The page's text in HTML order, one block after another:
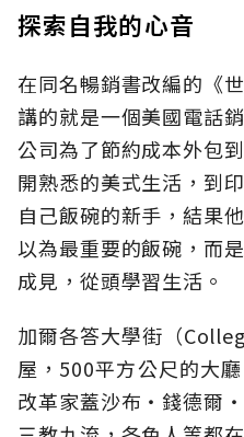
探索自我的心音
在同名暢銷書改編的《
講的就是一個美國電話
公司為了節約成本外包
開熟悉的美式生活，到
自己飯碗的新手，結果
以為最重要的飯碗，而
成見，從頭學習生活。
加爾各答大學街（
屋，500平方公尺的大
改革家蓋沙布‧錢德爾‧